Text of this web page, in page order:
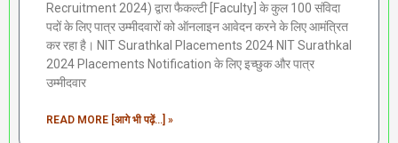
Recruitment 2024) द्वारा फैकल्टी [Faculty] के कुल 100 संविदा
पदों के लिए पात्र उम्मीदवारों को ऑनलाइन आवेदन करने के लिए आमंत्रित
कर रहा है। NIT Surathkal Placements 2024 NIT Surathkal
2024 Placements Notification के लिए इच्छुक और पात्र
उम्मीदवार
READ MORE [आगे भी पढ़ें...] »